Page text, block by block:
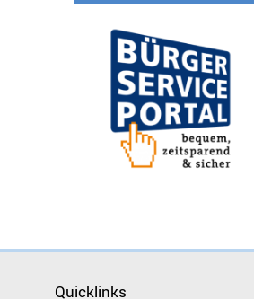
Quicklinks